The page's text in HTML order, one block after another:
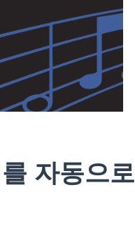
자동으로